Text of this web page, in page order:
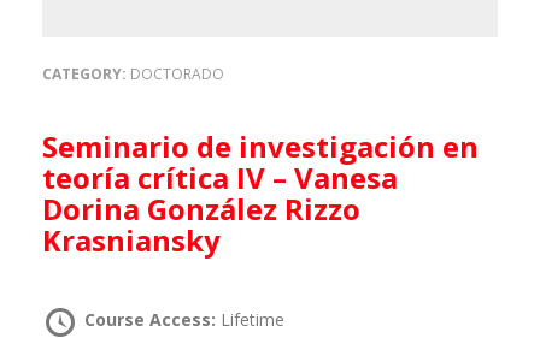
CATEGORY: DOCTORADO
Seminario de investigación en
teoría crítica IV – Vanesa
Dorina González Rizzo
Krasniansky
Course Access: Lifetime